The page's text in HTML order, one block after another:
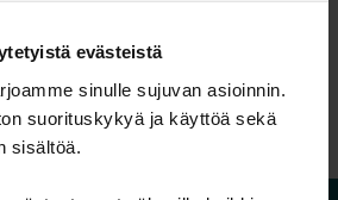
evästeistä
sinulle sujuvan asioinnin.
suorituskykyä ja käyttöä sekä
sisältöä.
Jaa artikkeli: